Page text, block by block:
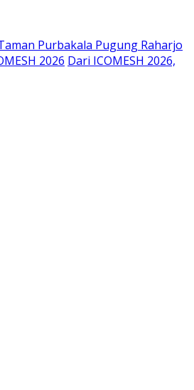
Purbakala Pugung Raharjo
2026 Dari ICOMESH 2026,